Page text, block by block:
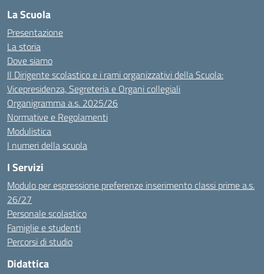
La Scuola
Presentazione
La storia
Dove siamo
Il Dirigente scolastico e i rami organizzativi della Scuola:
Vicepresidenza, Segreteria e Organi collegiali
Organigramma a.s. 2025/26
Normative e Regolamenti
Modulistica
I numeri della scuola
I Servizi
Modulo per espressione preferenze inserimento classi prime a.s.
26/27
Personale scolastico
Famiglie e studenti
Percorsi di studio
Didattica